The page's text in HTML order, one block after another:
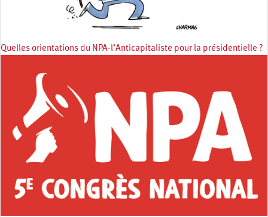
Quelles orientations du NPA-l’Anticapitaliste pour la présidentielle ?